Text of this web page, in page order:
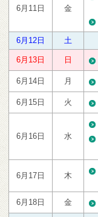
6月11日 金
6月12日 土
6月13日 日
6月14日 月
6月15日 火
6月16日 水
6月17日 木
6月18日 金